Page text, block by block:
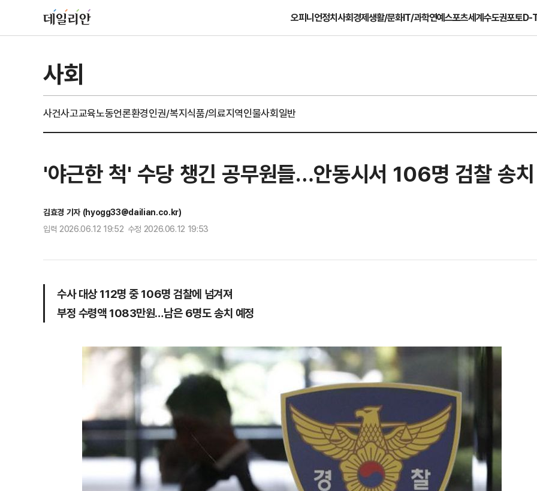
오피니언정치사회경제생활/문화IT/과학연예스포츠세계수도권포토D-
사회
사건사고교육노동언론환경인권/복지식품/의료지역인물사회일반
'야근한 척' 수당 챙긴 공무원들…안동시서 106명 검찰 송치
김효경 기자 (hyogg33@dailian.co.kr)
입력 2026.06.12 19:52 수정 2026.06.12 19:53
수사 대상 112명 중 106명 검찰에 넘겨져
부정 수령액 1083만원…남은 6명도 송치 예정